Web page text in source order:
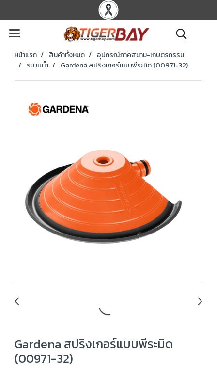
หน้าแรก สินค้าทั้งหมด
อุปกรณ์ภาคสนาม-เกษตรกรรม
ระบบน้ำ
Gardena สปริงเกอร์แบบพีระมิด (00971-32)
Gardena สปริงเกอร์แบบพีระมิด
(00971-32)